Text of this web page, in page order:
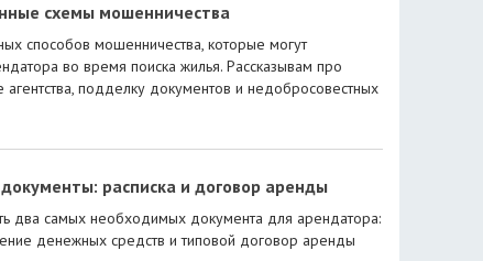
схемы мошенничества
способов мошенничества, которые могут
во время поиска жилья. Рассказывам про
подделку документов и недобросовестных
расписка и договор аренды
два самых необходимых документа для арендатора:
денежных средств и типовой договор аренды